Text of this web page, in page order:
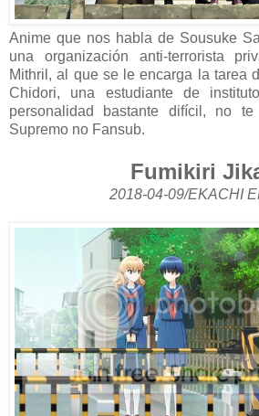
Anime que nos habla de Sousuke
una organización anti-terrorista
Mithril, al que se le encarga la tarea
Chidori, una estudiante de
personalidad bastante difícil, no
Supremo no Fansub.
Fumikiri
2018-04-09/EKACHI